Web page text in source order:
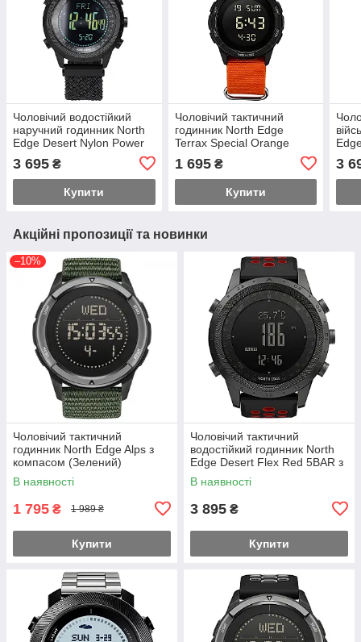
Чоловічий водостійкий
наручний годинник North
Edge Desert Nylon Power
ремінці) Чорний
3 695 ₴
Купити
Чоловічий тактичний
годинник North Edge
Terrax Special Orange
водостійкий з компасом (2
ремінці)
1 695₴
Купити
3
Акційні пропозиції та новинки
–10%
Чоловічий тактичний
годинник North Edge Alps з
компасом (Зелений)
В наявності
1 795 ₴ 1 989 ₴
Купити
Чоловічий тактичний
водостійкий годинник North
Edge Desert Flex Red 5BAR з
компасом (2 ремінці)
В наявності
3 895 ₴
Купити